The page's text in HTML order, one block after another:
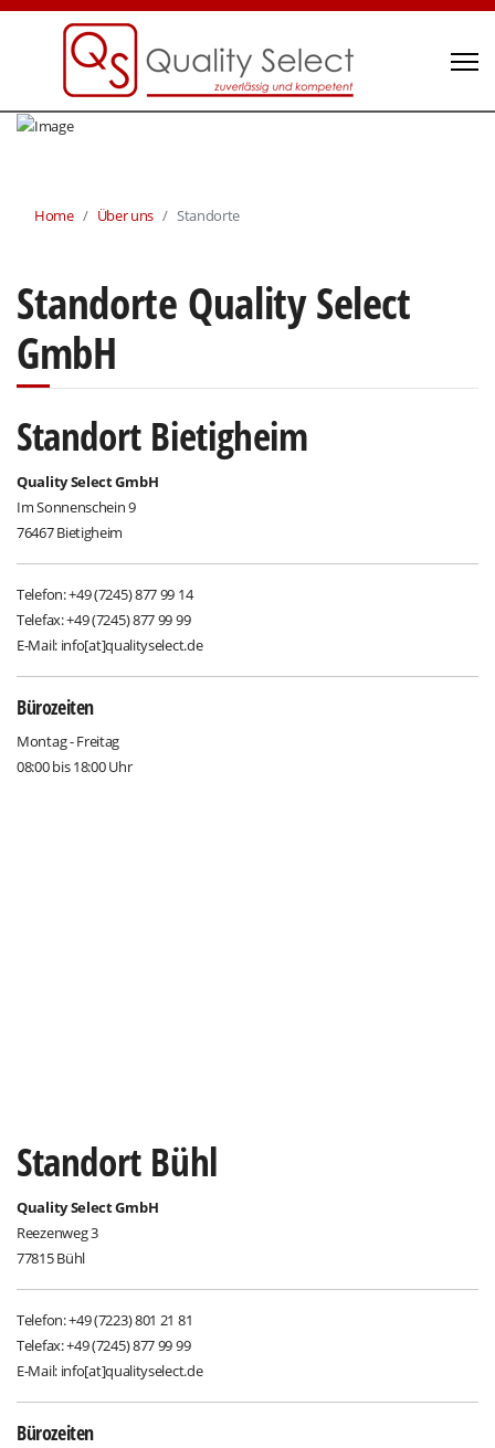
Home Über uns Standorte
Standorte Quality Select
GmbH
Standort Bietigheim
Quality Select GmbH
Im Sonnenschein 9
76467 Bietigheim
Telefon: +49 (7245) 877 99 14
Telefax: +49 (7245) 877 99 99
E-Mail: info[at]qualityselect.de
Bürozeiten
Montag - Freitag
08:00 bis 18:00 Uhr
Standort Bühl
Quality Select GmbH
Reezenweg 3
77815 Bühl
Telefon: +49 (7223) 801 21 81
Telefax: +49 (7245) 877 99 99
E-Mail: info[at]qualityselect.de
Bürozeiten